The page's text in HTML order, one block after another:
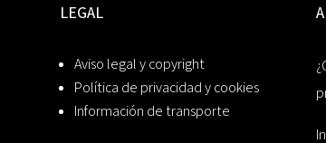
LEGAL
Aviso legal y copyright
Política de privacidad y cookies
Información de transporte